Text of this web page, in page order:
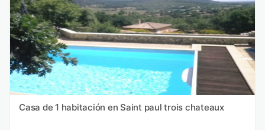
Casa de 1 habitación en Saint paul trois chateaux